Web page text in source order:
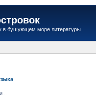
в бушующем море литературы